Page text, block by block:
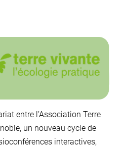
entre l’Association Terre
un nouveau cycle de
interactives,